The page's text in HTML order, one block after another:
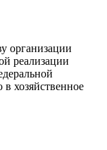
организации
реализации
хозяйственное